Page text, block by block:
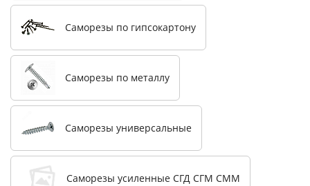
Саморезы по гипсокартону
Саморезы по металлу
Саморезы универсальные
Саморезы усиленные СГД СГМ СММ